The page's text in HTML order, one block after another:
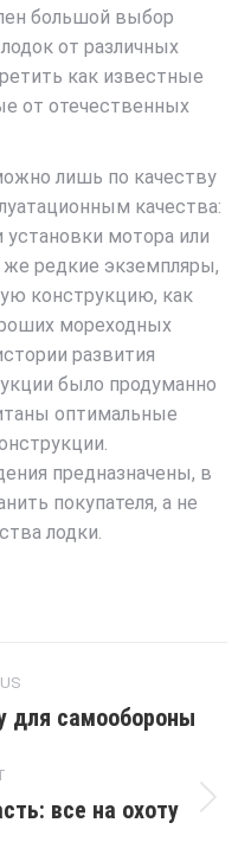
большой выбор
от различных
как известные
от отечественных
лишь по качеству
качества:
мотора или
же редкие экземпляры,
конструкцию, как
мореходных
развития
было продуманно
оптимальные
предназначены, в
покупателя, а не
лодки.
для самообороны
все на охоту